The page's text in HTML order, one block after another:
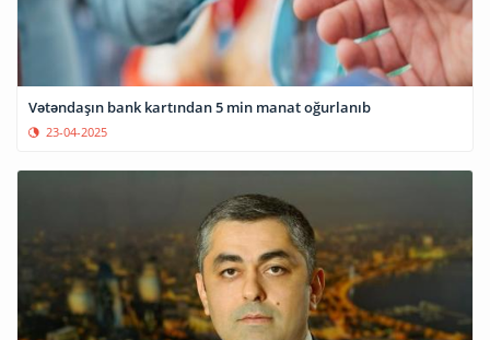
Vətəndaşın bank kartından 5 min manat oğurlanıb
23-04-2025